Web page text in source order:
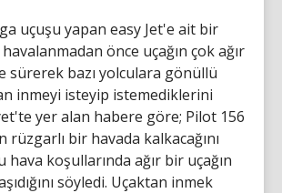
uçuşu yapan easy Jet'e ait bir
önce uçağın çok ağır
sürerek bazı yolculara gönüllü
inmeyi isteyip istemediklerini
yer alan habere göre; Pilot 156
rüzgarlı bir havada kalkacağını
hava koşullarında ağır bir uçağın
söyledi. Uçaktan inmek